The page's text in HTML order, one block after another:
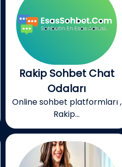
Rakip Sohbet Chat
Odaları
Online sohbet platformları ,
Rakip...